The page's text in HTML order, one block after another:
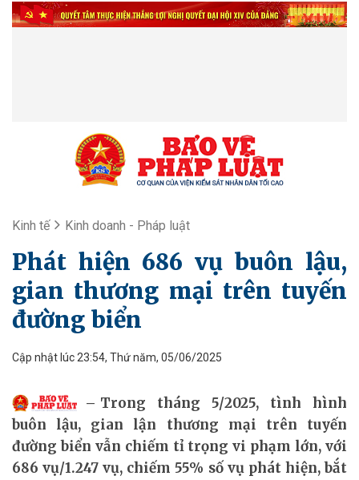
Kinh tế Kinh doanh - Pháp luật
Phát hiện 686 vụ buôn lậu,
gian thương mại trên tuyến
đường biển
Cập nhật lúc 23:54, Thứ năm, 05/06/2025
Trong tháng 5/2025, tình hình
buôn lậu, gian lận thương mại trên tuyến
đường biển vẫn chiếm tỉ trọng vi phạm lớn, với
686 vụ/1.247 vụ, chiếm 55% số vụ phát hiện, bắt